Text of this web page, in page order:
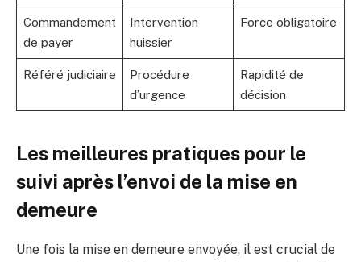
Commandement
de payer
Intervention
huissier
Force obligatoire
Référé judiciaire
Procédure
d’urgence
Rapidité de
décision
Les meilleures pratiques pour le
suivi après l’envoi de la mise en
demeure
Une fois la mise en demeure envoyée, il est crucial de